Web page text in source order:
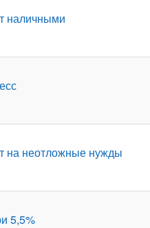
наличными
на неотложные нужды
5,5%